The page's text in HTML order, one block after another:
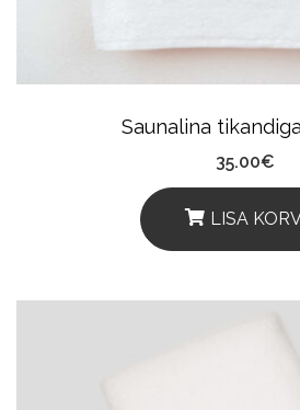
Saunalina tikandiga
35.00€
LISA